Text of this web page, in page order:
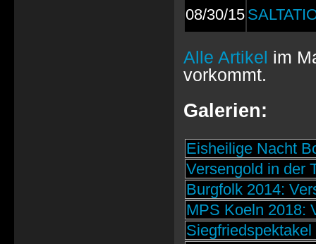
08/30/15
Alle Artikel im
vorkommt.
Galerien:
Eisheilige Nacht
Versengold in der
Burgfolk 2014:
MPS Koeln 2018: